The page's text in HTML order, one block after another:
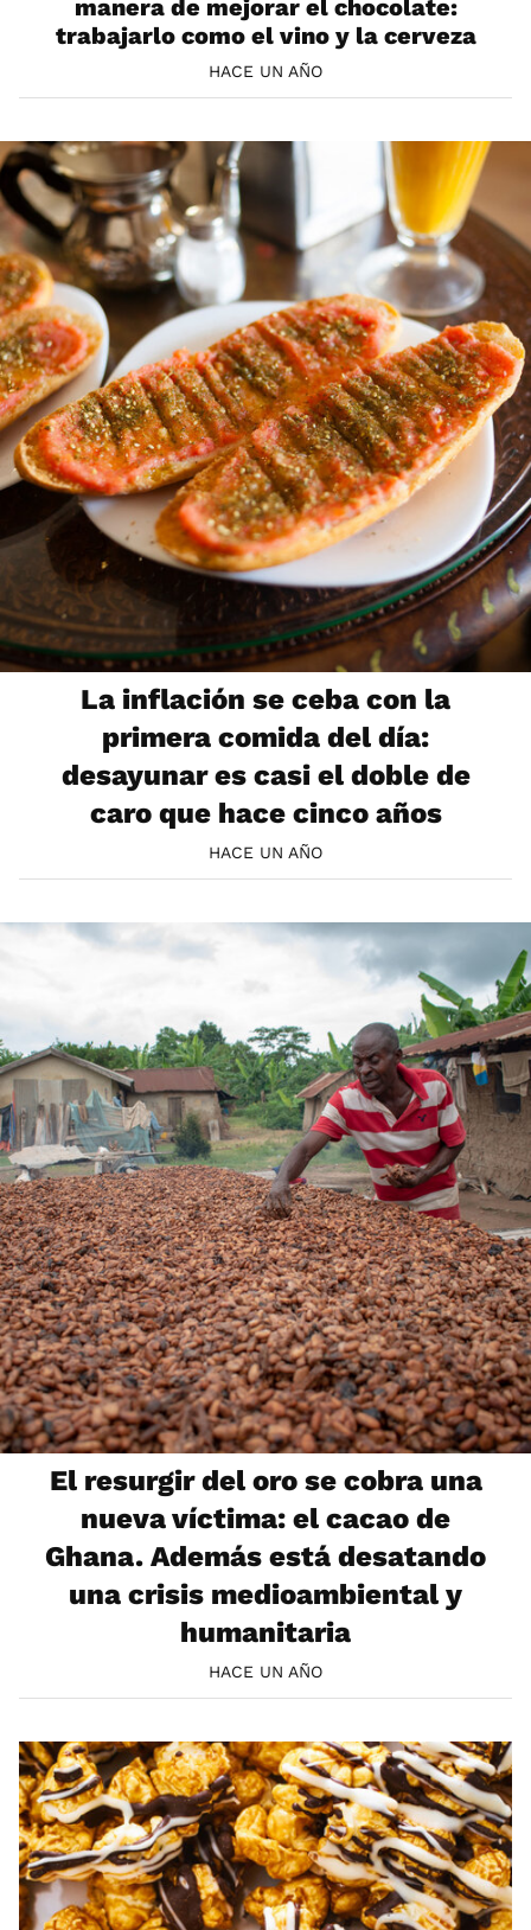
manera de mejorar el chocolate:
trabajarlo como el vino y la cerveza
HACE UN AÑO
La inflación se ceba con la
primera comida del día:
desayunar es casi el doble de
caro que hace cinco años
HACE UN AÑO
El resurgir del oro se cobra una
nueva víctima: el cacao de
Ghana. Además está desatando
una crisis medioambiental y
humanitaria
HACE UN AÑO